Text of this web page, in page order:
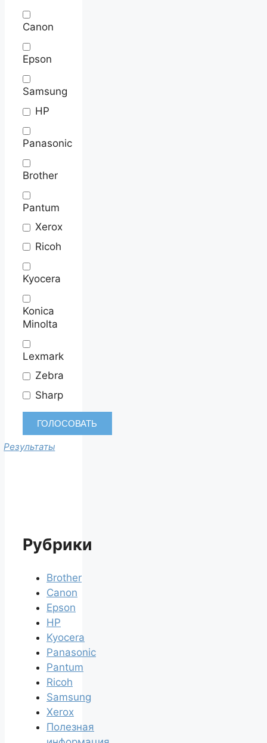
Canon
Epson
Samsung
HP
Panasonic
Brother
Pantum
Xerox
Ricoh
Kyocera
Konica
Minolta
Lexmark
Zebra
Sharp
Результаты
Рубрики
Brother
Canon
Epson
HP
Kyocera
Panasonic
Pantum
Ricoh
Samsung
Xerox
Полезная